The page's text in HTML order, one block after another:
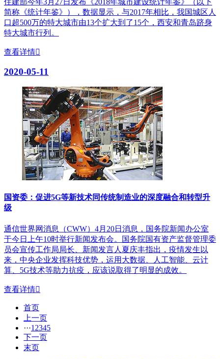
简称《统计年鉴》），数据显示，与2017年相比，我国城区人
口超500万的特大城市由13个扩大到了15个，西安和青岛跻身
特大城市行列。
查看详情
2020-05-11
国资委：促进5G等新技术同传统制造业的深度融合和转型升
级
通信世界网消息（CWW）4月20日消息，国务院新闻办公室
于今日上午10时举行新闻发布会。国务院国有资产监督管理委
员会宣传工作局局长、新闻发言人夏庆丰指出，疫情发生以
来，中央企业发挥科技优势，运用大数据、人工智能、云计
算、5G技术等助力抗疫，应该说取得了明显的成效。
查看详情
首页
上一页
···1 2345
下一页
末页